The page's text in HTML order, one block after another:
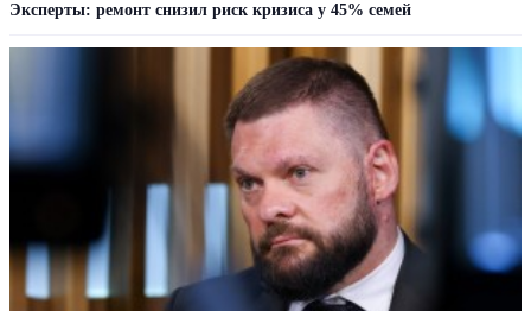
Эксперты: ремонт снизил риск кризиса у 45% семей